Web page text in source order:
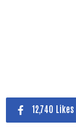
12,740 Likes